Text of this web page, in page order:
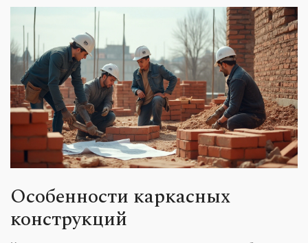
Особенности каркасных
конструкций